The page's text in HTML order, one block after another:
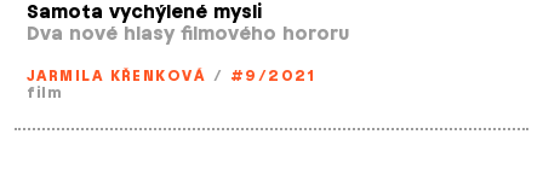
Samota vychýlené mysli
Dva nové hlasy filmového hororu
JARMILA KŘENKOVÁ / #9/2021
film